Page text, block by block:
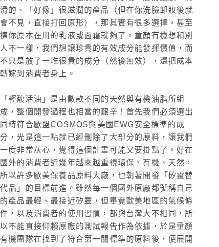
滑的、「好像」很滋潤的產品（但在你洗臉卸妝後就
會不見，直接打回原形），那其實有很多選擇，甚至
擦你原本在用的乳液或面霜就夠了。童顏有機想和別
人不一樣，我們想讓珍貴的有效成分能發揮價值，而
不只是放了一堆很貴的成分（然後無效），還把成本
轉嫁到消費者身上。
「輕馥活油」是由數款不同的天然與有機油脂所組
成，整個開發過程也相當的艱辛！首先我們必須選出
同時符合歐盟COSMOS與美國EWG安全標準的成
分，光是這一點就已經刪除了大部分的原料，讓我們
一度非常灰心，覺得這個計畫可能又要掛點了。好在
國外的消費者近幾年越來越重視環保、有機、天然，
所以許多歐美保養品原料大廠，也朝著開發「矽靈替
代品」的目標前進。雖然每一個國外原廠都號稱自己
的產品最輕、最接近矽靈，但畢竟歐美地區的氣候條
件，以及消費者的使用習慣，都與台灣大不相同，所
以不能直接仰賴原廠的測試報告作為依據，於是童顏
有機團隊在找到了符合第一關標準的原料後，便展開